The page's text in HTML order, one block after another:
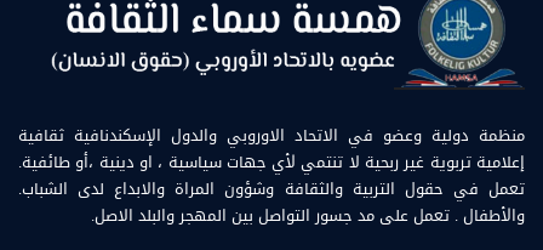
منظمة دولية وعضو في الاتحاد الاوروبي والدول الإسكندنافية ثقافية
إعلامية تربوية غير ربحية لا تنتمي لأي جهات سياسية ، او دينية ،أو طائفية.
تعمل في حقول التربية والثقافة وشؤون المراة والابداع لدى الشباب.
والأطفال . تعمل على مد جسور التواصل بين المهجر والبلد الاصل.